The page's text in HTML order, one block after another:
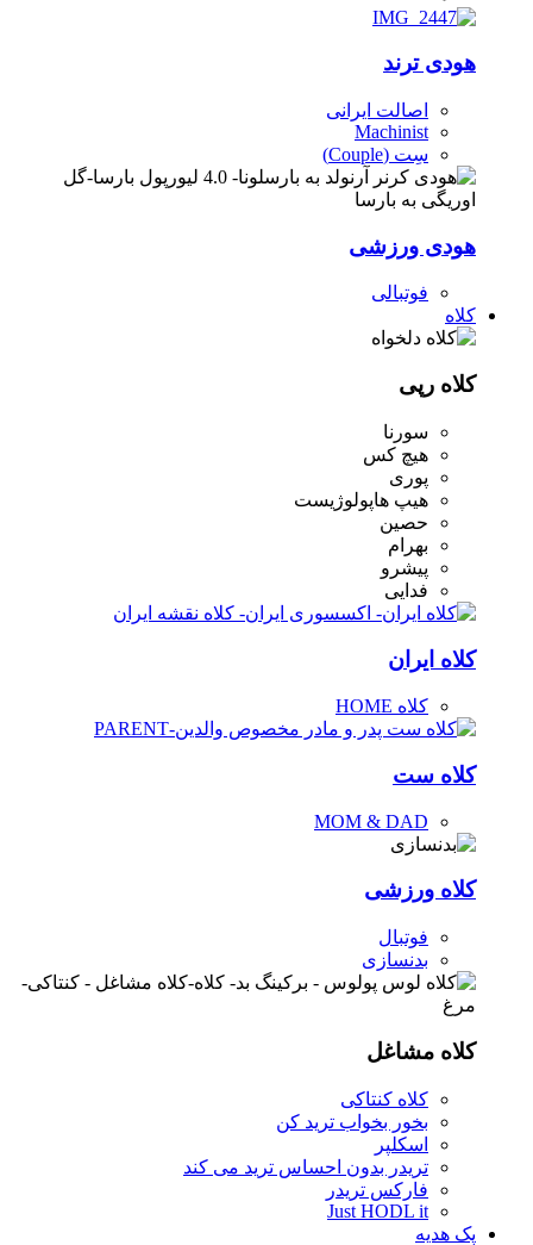
هودی ترند
اصالت ایرانی
Machinist
سِت (Couple)
هودی ورزشی
فوتبالی
کلاه
کلاه رپی
سورنا
هیچ کس
پوری
هیپ هاپولوژیست
حصین
بهرام
پیشرو
فدایی
کلاه ایران
کلاه HOME
کلاه ست
MOM & DAD
کلاه ورزشی
فوتبال
بدنسازی
کلاه مشاغل
کلاه کنتاکی
بخور بخواب ترید کن
اسکلپر
تریدر بدون احساس ترید می کند
فارکس تریدر
Just HODL it
پک هدیه